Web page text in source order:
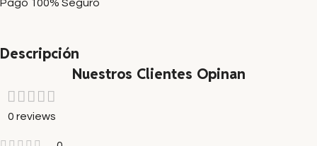
Pago 100% Seguro
Descripción
Nuestros Clientes Opinan
0 reviews